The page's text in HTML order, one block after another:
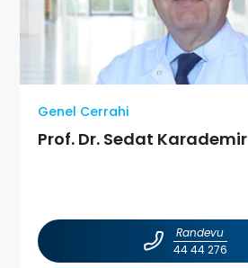
Genel Cerrahi
Prof. Dr. Sedat Karademir
Randevu
44 44 276